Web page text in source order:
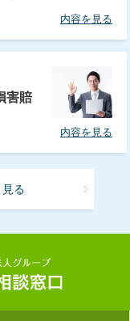
内容を見る
害賠
内容を見る
る